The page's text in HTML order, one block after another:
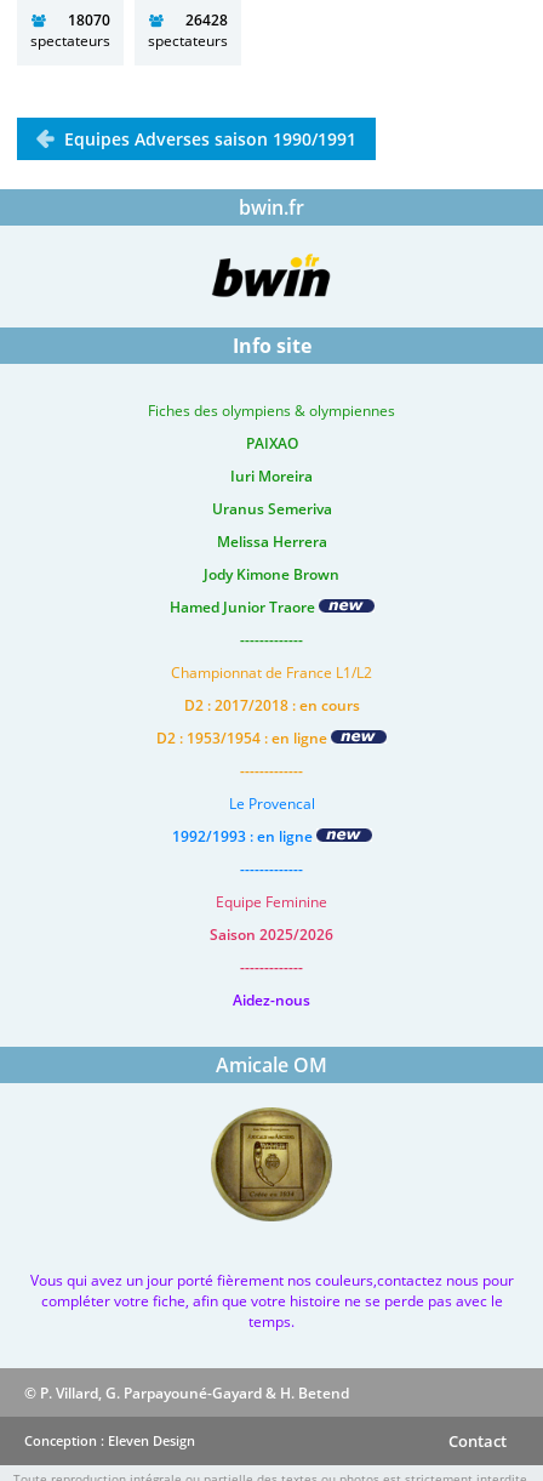
18070
spectateurs
26428
spectateurs
Equipes Adverses saison 1990/1991
bwin.fr
Info site
Fiches des olympiens & olympiennes
PAIXAO
Iuri Moreira
Uranus Semeriva
Melissa Herrera
Jody Kimone Brown
Hamed Junior Traore
-------------
Championnat de France L1/L2
D2 : 2017/2018 : en cours
D2 : 1953/1954 : en ligne
-------------
Le Provencal
1992/1993 : en ligne
-------------
Equipe Feminine
Saison 2025/2026
-------------
Aidez-nous
Amicale OM
Vous qui avez un jour porté fièrement nos couleurs,contactez nous pour
compléter votre fiche, afin que votre histoire ne se perde pas avec le
temps.
© P. Villard, G. Parpayouné-Gayard & H. Betend
Conception : Eleven Design Contact